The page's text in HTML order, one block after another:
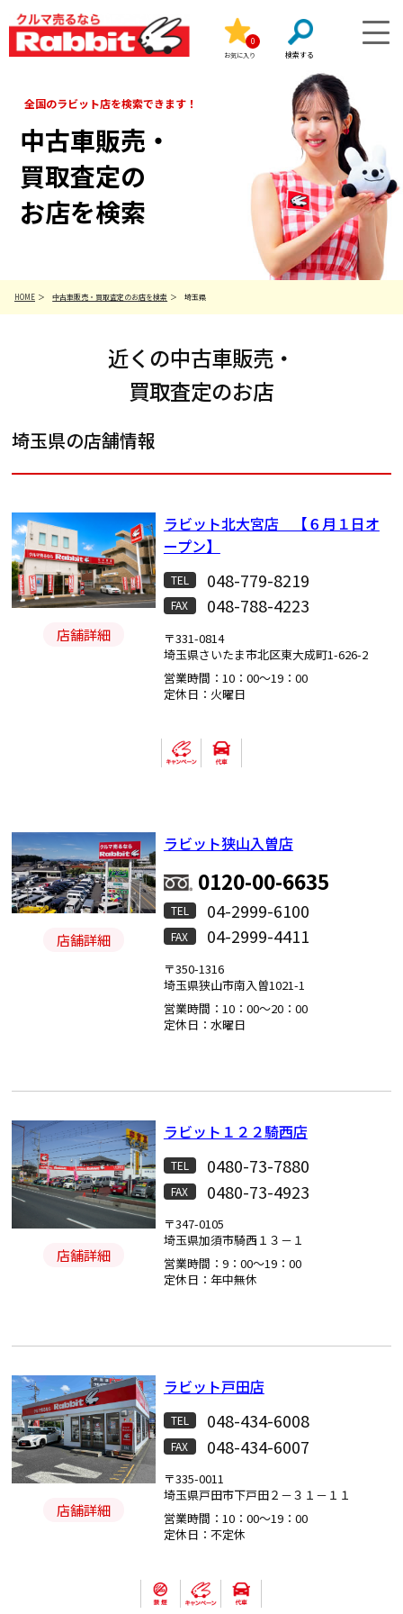
お気に入り
0
全国のラビット店を検索できます！
中古車販売・
買取査定の
お店を検索
HOME 中古車販売・買取査定のお店を検索 埼玉県
近くの中古車販売・
買取査定のお店
埼玉県の店舗情報
店舗詳細
ラビット北大宮店 【６月１日オ
ープン】
TEL 048-779-8219
FAX 048-788-4223
〒331-0814
埼玉県さいたま市北区東大成町1-626-2
営業時間：10：00～19：00
定休日：火曜日
店舗詳細
ラビット狭山入曽店
0120-00-6635
TEL 04-2999-6100
FAX 04-2999-4411
〒350-1316
埼玉県狭山市南入曽1021-1
営業時間：10：00～20：00
定休日：水曜日
店舗詳細
ラビット１２２騎西店
TEL 0480-73-7880
FAX 0480-73-4923
〒347-0105
埼玉県加須市騎西１３－１
営業時間：9：00～19：00
定休日：年中無休
店舗詳細
ラビット戸田店
TEL 048-434-6008
FAX 048-434-6007
〒335-0011
埼玉県戸田市下戸田２－３１－１１
営業時間：10：00～19：00
定休日：不定休